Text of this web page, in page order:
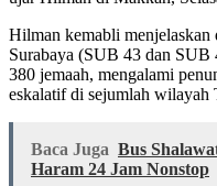
Hilman kemabli menjelaskan
Surabaya (SUB 43 dan SUB
380 jemaah, mengalami
eskalatif di sejumlah wilayah
Baca Juga Bus
Haram 24 Jam Nonstop